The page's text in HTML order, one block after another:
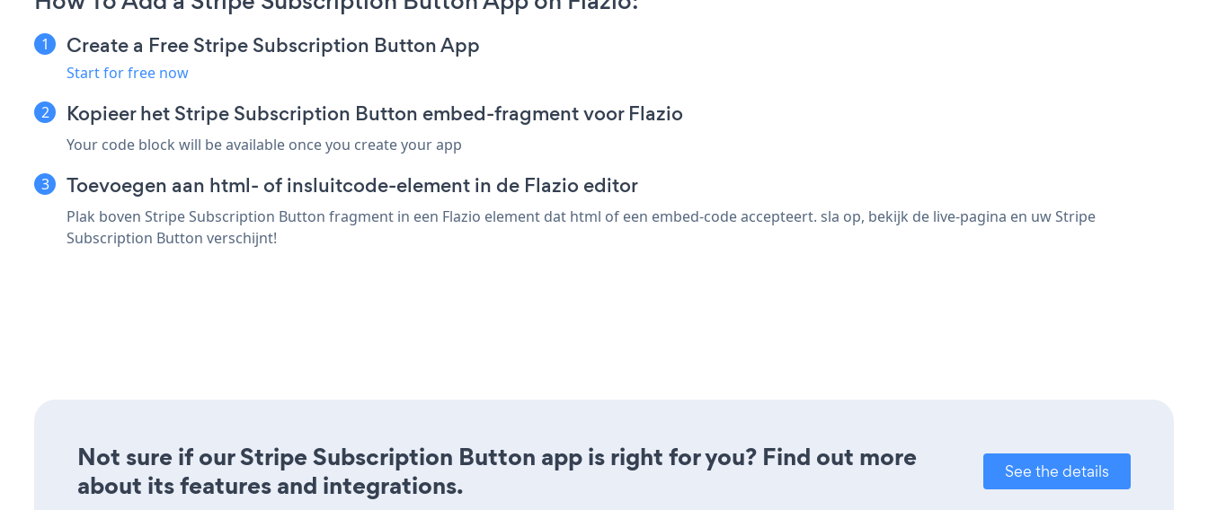
Create a Free Stripe Subscription Button App
Start for free now
Kopieer het Stripe Subscription Button embed-fragment voor Flazio
Your code block will be available once you create your app
Toevoegen aan html- of insluitcode-element in de Flazio editor
Plak boven Stripe Subscription Button fragment in een Flazio element dat html of een embed-code accepteert. sla op, bekijk de live-pagina en uw Stripe
Subscription Button verschijnt!
Not sure if our Stripe Subscription Button app is right for you? Find out more
about its features and integrations.
See the details